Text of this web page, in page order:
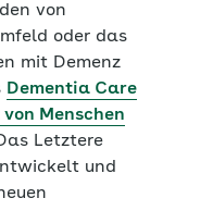
von
oder das
mit Demenz
Dementia Care
Menschen
Letztere
und